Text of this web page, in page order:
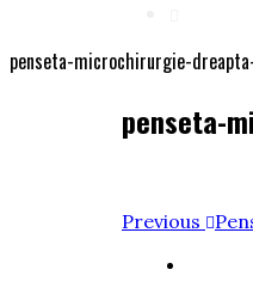
penseta-microchirurgie-
penseta-
Navigare
Previous
Previous